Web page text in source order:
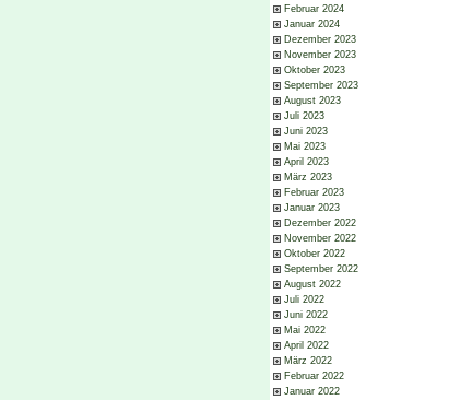
Februar 2024
Januar 2024
Dezember 2023
November 2023
Oktober 2023
September 2023
August 2023
Juli 2023
Juni 2023
Mai 2023
April 2023
März 2023
Februar 2023
Januar 2023
Dezember 2022
November 2022
Oktober 2022
September 2022
August 2022
Juli 2022
Juni 2022
Mai 2022
April 2022
März 2022
Februar 2022
Januar 2022